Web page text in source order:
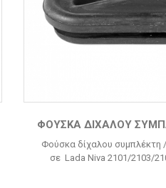
ΦΟΎΣΚΑ ΔΊΧΑΛΟΥ
Φούσκα δίχαλου συμπλέκτη
σε Lada Niva 2101/2103/